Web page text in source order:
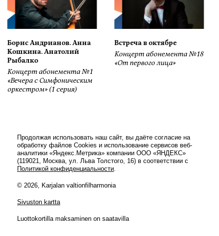
Борис Андрианов. Анна
Кошкина. Анатолий
Рыбалко
Концерт абонемента №1
«Вечера с Симфоническим
оркестром» (1 серия)
Встреча в октябре
Концерт абонемента №18
«От первого лица»
Продолжая использовать наш сайт, вы даёте согласие на
обработку файлов Cookies и использование сервисов веб-
аналитики «Яндекс.Метрика» компании ООО «ЯНДЕКС»
(119021, Москва, ул. Льва Толстого, 16) в соответствии с
Политикой конфиденциальности.
© 2026, Karjalan valtionfilharmonia
Sivuston kartta
Luottokortilla maksaminen on saatavilla